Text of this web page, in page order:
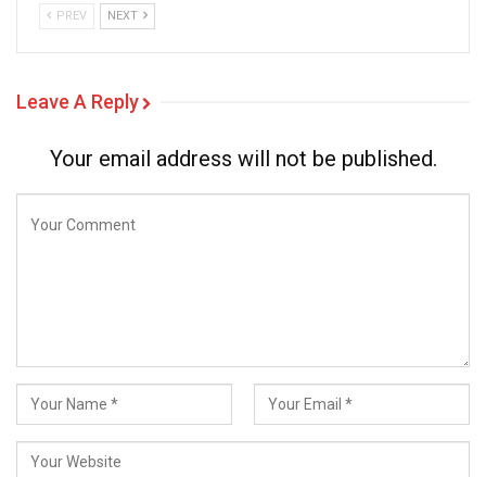
PREV NEXT
Leave A Reply
Your email address will not be published.